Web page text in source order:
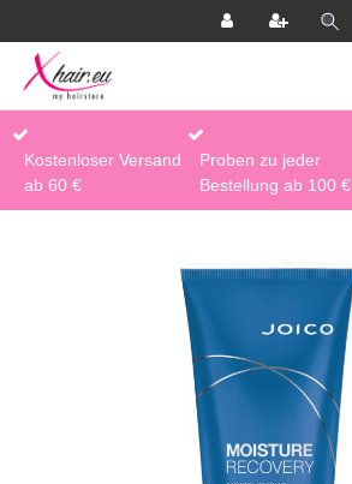
Kostenloser Versand
ab 60 €
Proben zu jeder
Bestellung ab 100 €